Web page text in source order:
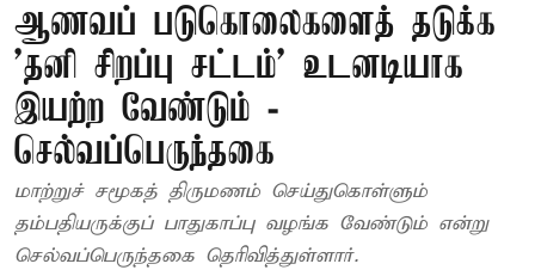
ஆணவப் படுகொலைகளைத் தடுக்க
'தனி சிறப்பு சட்டம்' உடனடியாக
இயற்ற வேண்டும் -
செல்வப்பெருந்தகை
மாற்றுச் சமூகத் திருமணம் செய்துகொள்ளும்
தம்பதியருக்குப் பாதுகாப்பு வழங்க வேண்டும் என்று
செல்வப்பெருந்தகை தெரிவித்துள்ளார்.